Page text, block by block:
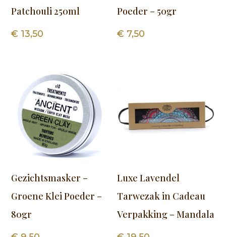
Patchouli 250ml
€ 13,50
Poeder – 50gr
€ 7,50
Gezichtsmasker –
Groene Klei Poeder –
80gr
Luxe Lavendel
Tarwezak in Cadeau
Verpakking – Mandala